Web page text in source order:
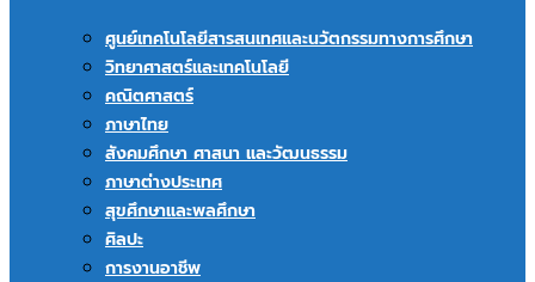
ศูนย์เทคโนโลยีสารสนเทศและนวัตกรรมทางการศึกษา
วิทยาศาสตร์และเทคโนโลยี
คณิตศาสตร์
ภาษาไทย
สังคมศึกษา ศาสนา และวัฒนธรรม
ภาษาต่างประเทศ
สุขศึกษาและพลศึกษา
ศิลปะ
การงานอาชีพ